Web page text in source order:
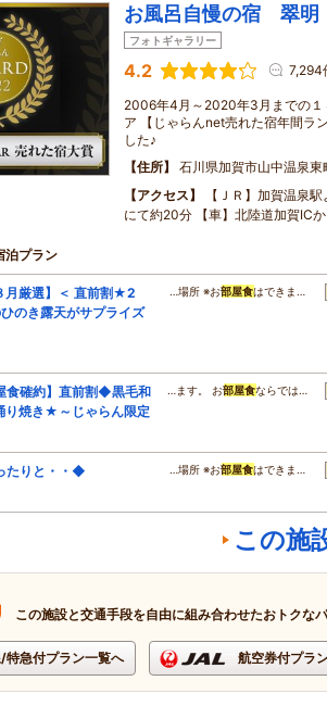
お風呂自慢の宿 翠明
フォトギャラリー
4.2 7,294
2006年4月～2020年3月までの１
ア 【じゃらんnet売れた宿年間ラ
した♪
住所
石川県加賀市山中温泉東
アクセス
【ＪＲ】加賀温泉
にて約20分 【車】北陸道加賀IC
泊プラン
月厳選】＜ 直前割★2
のき露天がサプライズ
…場所 ※お部屋食はできま…
食確約】直前割◆黒毛和
り焼き★～じゃらん限定
…ます。 お部屋食ならでは…
たりと・・◆ …場所 ※お部屋食はできま…
この施
この施設と交通手段を自由に組み合わせたおトクな
特急付プラン一覧へ 航空券付プラ